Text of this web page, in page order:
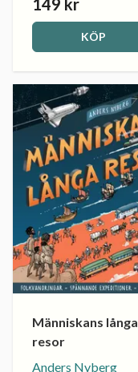
KÖP
Människans långa
resor
Anders Nyberg